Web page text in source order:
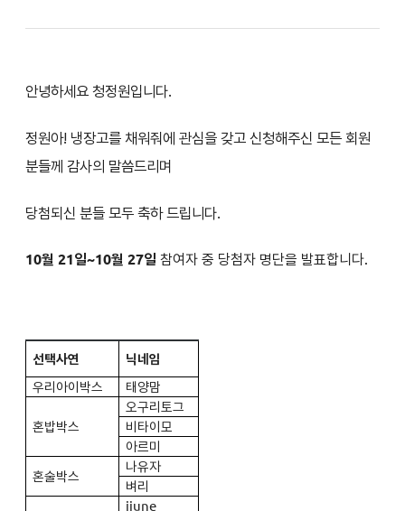
안녕하세요 청정원입니다.
정원아! 냉장고를 채워줘에 관심을 갖고 신청해주신 모든 회원
분들께 감사의 말씀드리며
당첨되신 분들 모두 축하 드립니다.
10월 21일~10월 27일 참여자 중 당첨자 명단을 발표합니다.
선택사연
닉네임
우리아이박스
태양맘
혼밥박스
오구리토그
비타이모
아르미
혼술박스
나유자
벼리
jjune